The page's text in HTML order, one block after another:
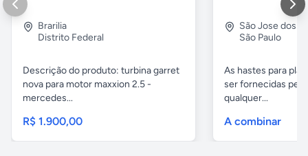
Brarilia
Distrito Federal
Descrição do produto: turbina garret
nova para motor maxxion 2.5 -
mercedes...
R$ 1.900,00
São Jose dos
São Paulo
As hastes para
ser fornecidas
qualquer...
A combinar